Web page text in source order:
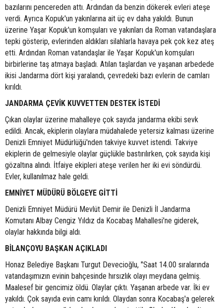
bazılarını pencereden attı. Ardından da benzin dökerek evleri ateşe
verdi. Ayrıca Kopuk'un yakınlarına ait üç ev daha yakıldı. Bunun
üzerine Yaşar Kopuk'un komşuları ve yakınları da Roman vatandaşlara
tepki gösterip, evlerinden aldıkları silahlarla havaya pek çok kez ateş
etti. Ardından Roman vatandaşlar ile Yaşar Kopuk'un komşuları
birbirlerine taş atmaya başladı. Atılan taşlardan ve yaşanan arbedede
ikisi Jandarma dört kişi yaralandı, çevredeki bazı evlerin de camları
kırıldı.
JANDARMA ÇEVİK KUVVETTEN DESTEK İSTEDİ
Çıkan olaylar üzerine mahalleye çok sayıda jandarma ekibi sevk
edildi. Ancak, ekiplerin olaylara müdahalede yetersiz kalması üzerine
Denizli Emniyet Müdürlüğü'nden takviye kuvvet istendi. Takviye
ekiplerin de gelmesiyle olaylar güçlükle bastırılırken, çok sayıda kişi
gözaltına alındı. İtfaiye ekipleri ateşe verilen her iki evi söndürdü.
Evler, kullanılmaz hale geldi.
EMNİYET MÜDÜRÜ BÖLGEYE GİTTİ
Denizli Emniyet Müdürü Mevlüt Demir ile Denizli İl Jandarma
Komutanı Albay Cengiz Yıldız da Kocabaş Mahallesi'ne giderek,
olaylar hakkında bilgi aldı.
BİLANÇOYU BAŞKAN AÇIKLADI
Honaz Belediye Başkanı Turgut Devecioğlu, "Saat 14.00 sıralarında
vatandaşımızın evinin bahçesinde hırsızlık olayı meydana gelmiş.
Maalesef bir gencimiz öldü. Olaylar çıktı. Yaşanan arbede var. İki ev
yakıldı. Çok sayıda evin camı kırıldı. Olaydan sonra Kocabaş'a gelerek